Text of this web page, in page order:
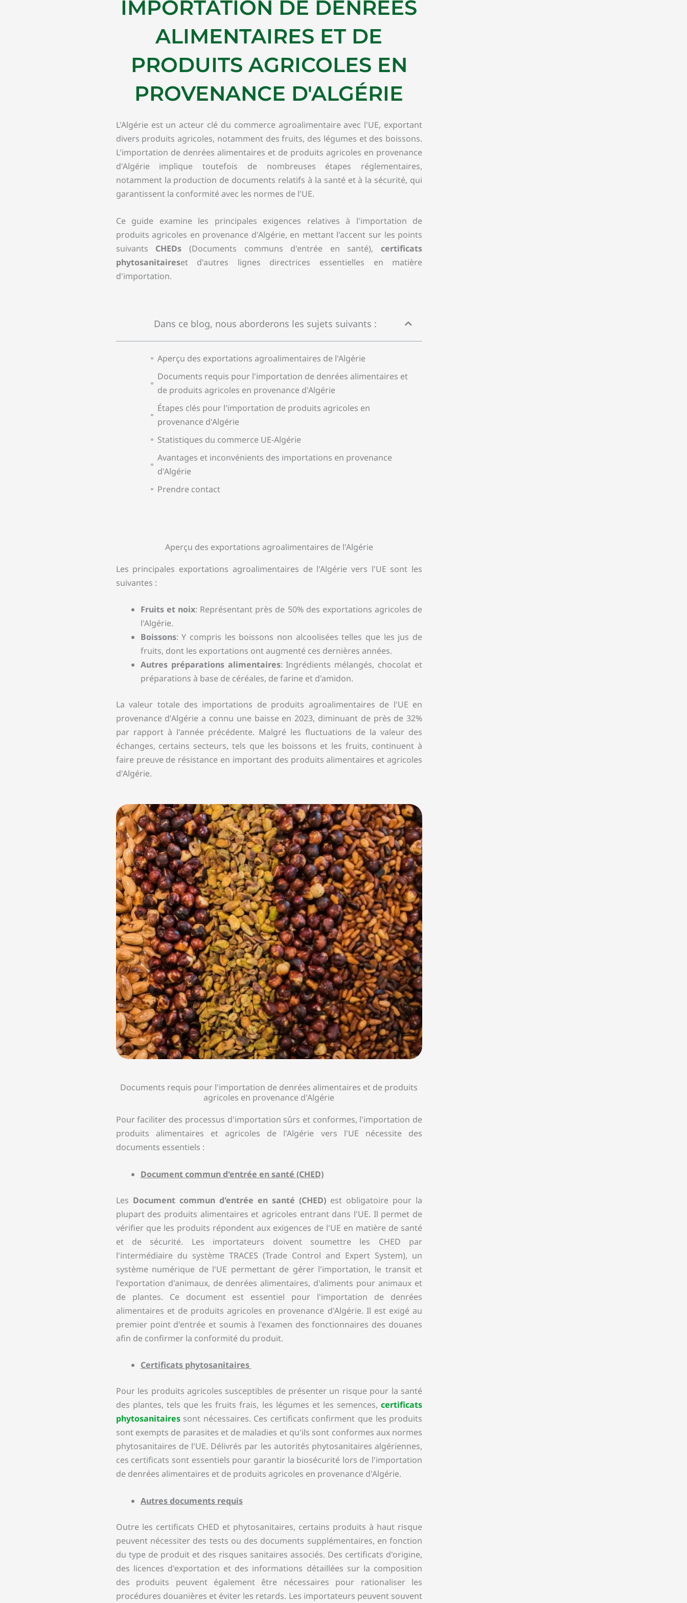
IMPORTATION DE DENRÉES
ALIMENTAIRES ET DE
PRODUITS AGRICOLES EN
PROVENANCE D'ALGÉRIE
L'Algérie est un acteur clé du commerce agroalimentaire avec l'UE, exportant
divers produits agricoles, notamment des fruits, des légumes et des boissons.
L'importation de denrées alimentaires et de produits agricoles en provenance
d'Algérie implique toutefois de nombreuses étapes réglementaires,
notamment la production de documents relatifs à la santé et à la sécurité, qui
garantissent la conformité avec les normes de l'UE.
Ce guide examine les principales exigences relatives à l'importation de
produits agricoles en provenance d'Algérie, en mettant l'accent sur les points
suivants CHEDs (Documents communs d'entrée en santé),certificats
phytosanitaireset d'autres lignes directrices essentielles en matière
d'importation.
Dans ce blog, nous aborderons les sujets suivants :
Aperçu des exportations agroalimentaires de l'Algérie
Documents requis pour l'importation de denrées alimentaires et
de produits agricoles en provenance d'Algérie
Étapes clés pour l'importation de produits agricoles en
provenance d'Algérie
Statistiques du commerce UE-Algérie
Avantages et inconvénients des importations en provenance
d'Algérie
Prendre contact
Aperçu des exportations agroalimentaires de l'Algérie
Les principales exportations agroalimentaires de l'Algérie vers l'UE sont les
suivantes :
Fruits et noix: Représentant près de 50% des exportations agricoles de
l'Algérie.
Boissons: Y compris les boissons non alcoolisées telles que les jus de
fruits, dont les exportations ont augmenté ces dernières années.
Autres préparations alimentaires: Ingrédients mélangés, chocolat et
préparations à base de céréales, de farine et d'amidon.
La valeur totale des importations de produits agroalimentaires de l'UE en
provenance d'Algérie a connu une baisse en 2023, diminuant de près de 32%
par rapport à l'année précédente. Malgré les fluctuations de la valeur des
échanges, certains secteurs, tels que les boissons et les fruits, continuent à
faire preuve de résistance en important des produits alimentaires et agricoles
d'Algérie.
Documents requis pour l'importation de denrées alimentaires et de produits
agricoles en provenance d'Algérie
Pour faciliter des processus d'importation sûrs et conformes, l'importation de
produits alimentaires et agricoles de l'Algérie vers l'UE nécessite des
documents essentiels :
Document commun d'entrée en santé (CHED)
Les Document commun d'entrée en santé (CHED)est obligatoire pour la
plupart des produits alimentaires et agricoles entrant dans l'UE. Il permet de
vérifier que les produits répondent aux exigences de l'UE en matière de santé
et de sécurité. Les importateurs doivent soumettre les CHED par
l'intermédiaire du système TRACES (Trade Control and Expert System), un
système numérique de l'UE permettant de gérer l'importation, le transit et
l'exportation d'animaux, de denrées alimentaires, d'aliments pour animaux et
de plantes. Ce document est essentiel pour l'importation de denrées
alimentaires et de produits agricoles en provenance d'Algérie. Il est exigé au
premier point d'entrée et soumis à l'examen des fonctionnaires des douanes
afin de confirmer la conformité du produit.
Certificats phytosanitaires
Pour les produits agricoles susceptibles de présenter un risque pour la santé
des plantes, tels que les fruits frais, les légumes et les semences,certificats
phytosanitairessont nécessaires. Ces certificats confirment que les produits
sont exempts de parasites et de maladies et qu'ils sont conformes aux normes
phytosanitaires de l'UE. Délivrés par les autorités phytosanitaires algériennes,
ces certificats sont essentiels pour garantir la biosécurité lors de l'importation
de denrées alimentaires et de produits agricoles en provenance d'Algérie.
Autres documents requis
Outre les certificats CHED et phytosanitaires, certains produits à haut risque
peuvent nécessiter des tests ou des documents supplémentaires, en fonction
du type de produit et des risques sanitaires associés. Des certificats d'origine,
des licences d'exportation et des informations détaillées sur la composition
des produits peuvent également être nécessaires pour rationaliser les
procédures douanières et éviter les retards. Les importateurs peuvent souvent